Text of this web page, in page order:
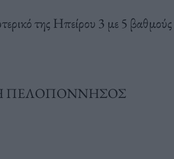
της Ηπείρου 3 με 5 βαθμούς
ΠΕΛΟΠΟΝΝΗΣΟΣ